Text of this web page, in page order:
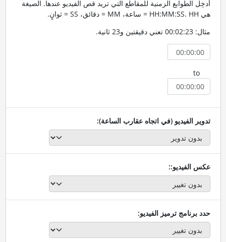
أدخِل الطوابع الزمنية للمقاطع التي تريد قص الفيديو عندها. الصيغة
هي HH:MM:SS. HH = ساعة، MM = دقائق، SS = ثوانٍ.
مثال: 00:02:23 تعني دقيقتين و23 ثانية.
to
تدوير الفيديو (في اتجاه عقارب الساعة):
عكس الفيديو::
حدد برنامج ترميز الفيديو: